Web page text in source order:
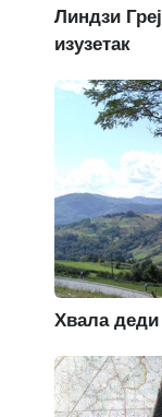
Линдзи
изузетак
Хвала деди